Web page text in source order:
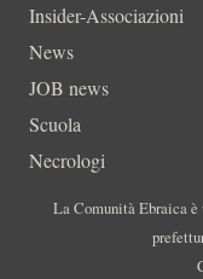
Insider-Associazioni
News
JOB news
Scuola
Necrologi
La Comunità Ebraica è